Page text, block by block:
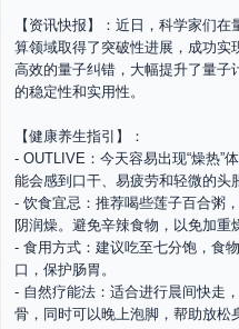
【资讯快报】：近日，科学家们在
算领域取得了突破性进展，成功实
高效的量子纠错，大幅提升了量子
的稳定性和实用性。
【健康养生指引】：
- OUTLIVE：今天容易出现“燥热”
能会感到口干、易疲劳和轻微的头
- 饮食宜忌：推荐喝些莲子百合粥
阴润燥。避免辛辣食物，以免加重
- 食用方式：建议吃至七分饱，食
口，保护肠胃。
- 自然疗能法：适合进行晨间快走
骨，同时可以晚上泡脚，帮助放松
PLM 商兑
for “Healing Association
Search